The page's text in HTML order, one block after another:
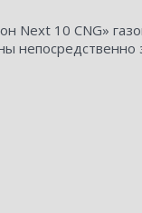
Next 10 CNG»
непосредственно